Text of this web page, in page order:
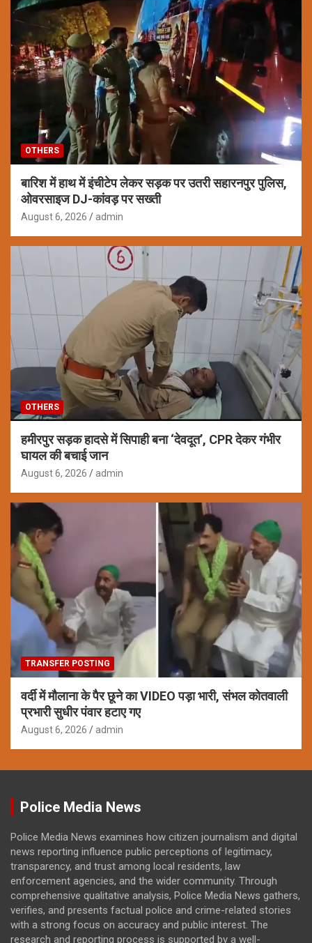
OTHERS
बारिश में हाथ में इंचीटेप लेकर सड़क पर उतरी सहारनपुर पुलिस,
ओवरसाइज DJ-कांवड़ पर सख्ती
August 6, 2026 admin
OTHERS
हमीरपुर सड़क हादसे में सिपाही बना ‘देवदूत’, CPR देकर गंभीर
घायल की बचाई जान
August 6, 2026 admin
TRANSFER POSTING
वर्दी में मौलाना के पैर छूने का VIDEO पड़ा भारी, संभल कोतवाली
प्रभारी सुधीर पंवार हटाए गए
August 6, 2026 admin
Police Media News
Police Media News examines how citizen journalism and digital
news reporting influence public perceptions of legitimacy,
transparency, and trust among local residents, law
enforcement agencies, and the wider community. Through
comprehensive qualitative analysis, Police Media News gathers,
verifies, and presents factual police and crime-related stories
with a strong focus on accuracy and public interest. The
research and reporting process is supported by a well-